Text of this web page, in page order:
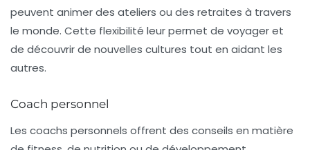
peuvent animer des ateliers ou des retraites à travers
le monde. Cette flexibilité leur permet de voyager et
de découvrir de nouvelles cultures tout en aidant les
autres.
Coach personnel
Les coachs personnels offrent des conseils en matière